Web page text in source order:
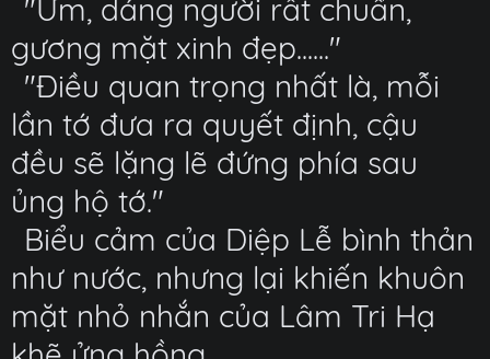
"Ừm, dáng người rất chuẩn,
gương mặt xinh đẹp......"
"Điều quan trọng nhất là, mỗi
lần tớ đưa ra quyết định, cậu
đều sẽ lặng lẽ đứng phía sau
ủng hộ tớ."
Biểu cảm của Diệp Lễ bình thản
như nước, nhưng lại khiến khuôn
mặt nhỏ nhắn của Lâm Tri Hạ